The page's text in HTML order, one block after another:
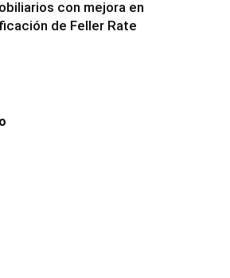
con mejora en
de Feller Rate